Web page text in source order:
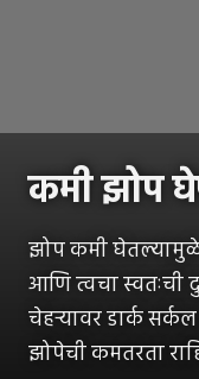
कमी झोप
झोप कमी घेतल्यामुळे
आणि त्वचा
चेहऱ्यावर डार्क
झोपेची कमतरता